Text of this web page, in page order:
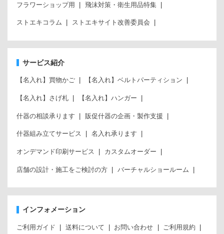
フラワーショップ用 飛沫対策・衛生用品特集
ストエキコラム ストエキサイト改善委員会
サービス紹介
【名入れ】買物かご 【名入れ】ベルトパーティション
【名入れ】さげ札 【名入れ】ハンガー
什器の相談承ります 販促什器の企画・製作支援
什器組み立てサービス 名入れ承ります
オンデマンド印刷サービス カスタムオーダー
店舗の設計・施工をご検討の方 バーチャルショールーム
インフォメーション
ご利用ガイド 送料について お問い合わせ ご利用規約